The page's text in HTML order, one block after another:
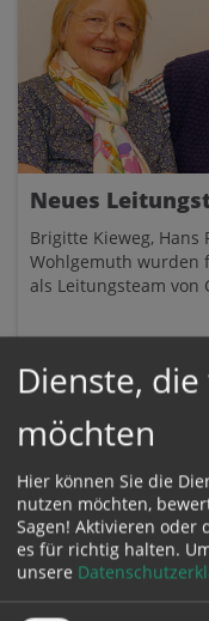
Neues
Brigitte Kieweg, Hans
Wohlgemuth wurden
als Leitungsteam von
Dienste,
möchten
Hier können Sie die
nutzen möchten,
Sagen! Aktivieren oder
es für richtig halten.
unsere